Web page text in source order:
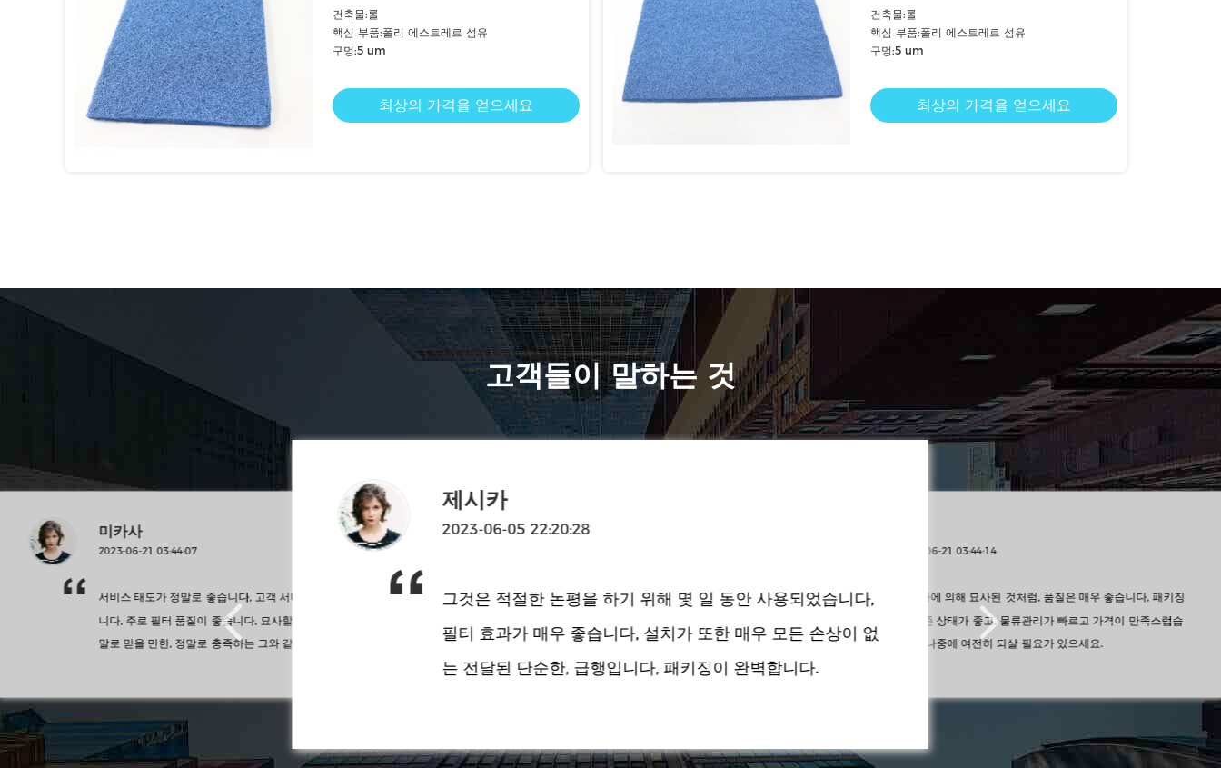
건축물:롤
핵심 부품:폴리 에스트레르 섬유
구멍:5 um
최상의 가격을 얻으세요
건축물:롤
핵심 부품:폴리 에스트레르 섬유
구멍:5 um
최상의 가격을 얻으세요
고객들이 말하는 것
2023-08-08 23:55:21
좋고 서비스도 좋고 물류도
하면 또 구매할 예정입니다.
제시카
2023-06-05 22:20:28
그것은 적절한 논평을 하기 위해 몇 일 동안 사용되었습니다,
필터 효과가 매우 좋습니다, 설치가 또한 매우 모든 손상이 없
는 전달된 단순한, 급행입니다, 패키징이 완벽합니다.
메리
2023-06-21 03:44:14
판매자에 의해 묘사된 것처럼, 품질은 매우 좋습니다, 패키징
이 보존 상태가 좋고, 물류관리가 빠르고 가격이 만족스럽습
니다. 나중에 여전히 되살 필요가 있으세요.
2023-05-19 05:43:19
물류관리는 빨리 있었고, 판매의 서비스가 매우 좋았고, 제품
의 품질이 사실상 좋았고, 가격이 매우 합리적이었습니다. 간
단히 말하면 내가 불만인 아무것이 없었습니다.
쇼핑에 매우 만족합니다. 제품도 좋고 서
제품 품질이 매우 만족스럽고 효율성이 높으며 설치가 매우
쉽습니다.
2023-11-22 22:57:10
나는 전체 쇼핑에 매우 만족했다, 그것은 물류 속도와 그들과
소통하는 비용 측면에서 나에게 가장 좋았어요
미카사
03:44:07
완벽합
니다, 정
스를 보
봅니다.